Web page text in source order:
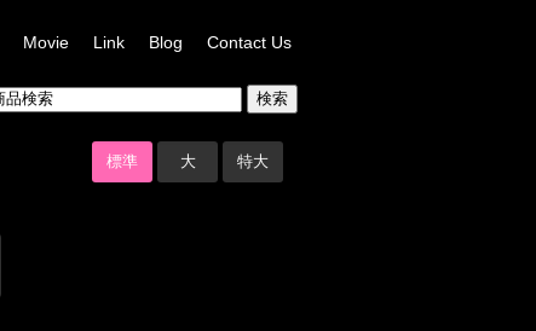
Movie Link Blog Contact Us
標準 大 特大